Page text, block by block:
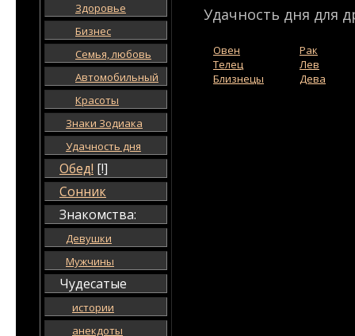
Здоровье
Бизнес
Семья, любовь
Автомобильный
Красоты
Знаки Зодиака
Удачность дня
Обед! [!]
Сонник
Знакомства:
Девушки
Мужчины
Чудесатые
истории
анекдоты
Удачность дня для
Овен
Телец
Близнецы
Рак
Лев
Дева